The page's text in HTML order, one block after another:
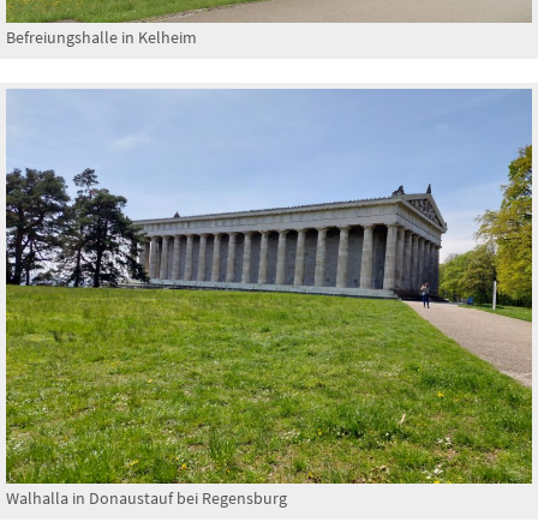
Befreiungshalle in Kelheim
Walhalla in Donaustauf bei Regensburg